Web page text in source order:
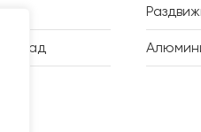
сад